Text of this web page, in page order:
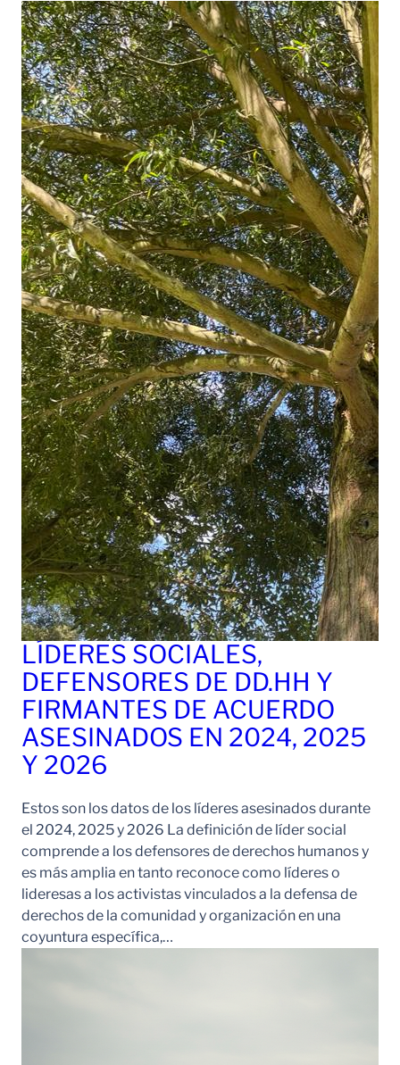
LÍDERES SOCIALES,
DEFENSORES DE DD.HH Y
FIRMANTES DE ACUERDO
ASESINADOS EN 2024, 2025
Y 2026
Estos son los datos de los líderes asesinados durante
el 2024, 2025 y 2026 La definición de líder social
comprende a los defensores de derechos humanos y
es más amplia en tanto reconoce como líderes o
lideresas a los activistas vinculados a la defensa de
derechos de la comunidad y organización en una
coyuntura específica,…